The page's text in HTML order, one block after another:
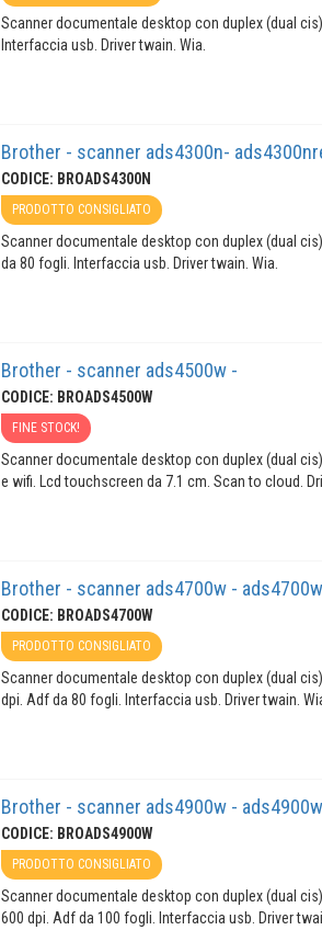
Scanner documentale desktop con duplex (dual
Interfaccia usb. Driver twain. Wia.
Brother - scanner ads4300n-
CODICE: BROADS4300N
PRODOTTO CONSIGLIATO
Scanner documentale desktop con duplex (dual
da 80 fogli. Interfaccia usb. Driver twain. Wia.
Brother - scanner ads4500w -
CODICE: BROADS4500W
FINE STOCK!
Scanner documentale desktop con duplex (dual
e wifi. Lcd touchscreen da 7.1 cm. Scan to cloud.
Brother - scanner ads4700w -
CODICE: BROADS4700W
PRODOTTO CONSIGLIATO
Scanner documentale desktop con duplex (dual
dpi. Adf da 80 fogli. Interfaccia usb. Driver twain.
Brother - scanner ads4900w -
CODICE: BROADS4900W
PRODOTTO CONSIGLIATO
Scanner documentale desktop con duplex (dual
600 dpi. Adf da 100 fogli. Interfaccia usb. Driver